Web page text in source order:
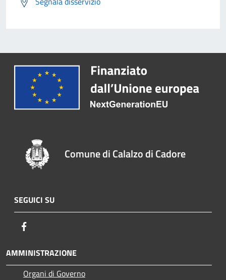
Comune di Calalzo di Cadore
SEGUICI SU
AMMINISTRAZIONE
Organi di Governo